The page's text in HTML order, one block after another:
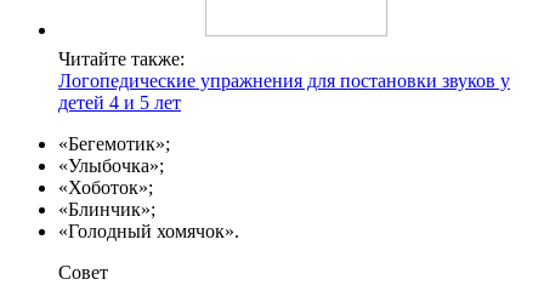
Читайте также:
Логопедические упражнения для постановки звуков у
детей 4 и 5 лет
«Бегемотик»;
«Улыбочка»;
«Хоботок»;
«Блинчик»;
«Голодный хомячок».
Совет